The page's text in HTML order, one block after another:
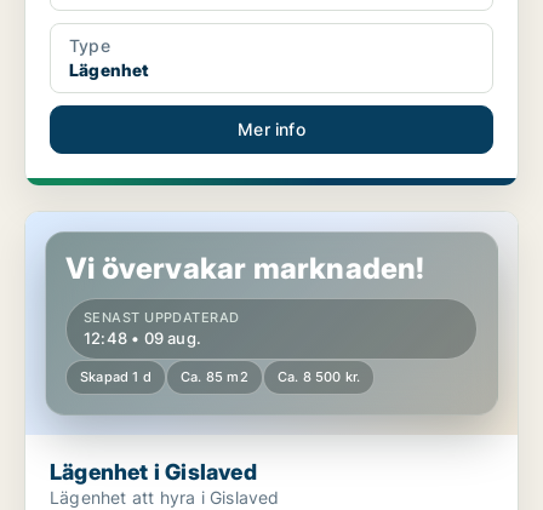
Type
Lägenhet
Mer info
Lägenhet i Gislaved
Vi övervakar marknaden!
SENAST UPPDATERAD
12:48 • 09 aug.
Skapad 1 d Ca. 85 m2 Ca. 8 500 kr.
Lägenhet i Gislaved
Lägenhet att hyra i Gislaved